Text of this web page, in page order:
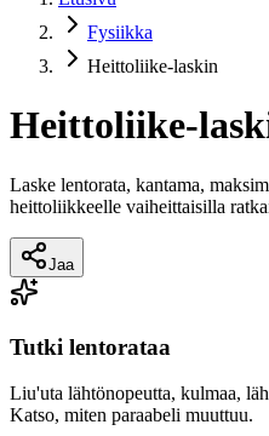
Fysiikka
Heittoliike-laskin
Heittoliike-
Laske lentorata, kantama,
heittoliikkeelle vaiheittaisilla
Jaa
Tutki lentorataa
Liu'uta lähtönopeutta, kulmaa,
Katso, miten paraabeli muuttuu.